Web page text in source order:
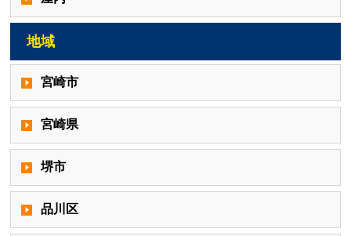
地域
宮崎市
宮崎県
堺市
品川区